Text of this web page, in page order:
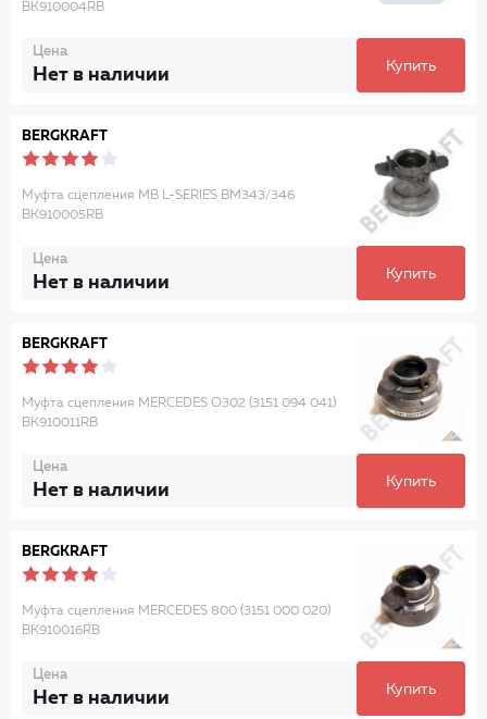
BK910004RB
Цена
Нет в наличии Купить
BERGKRAFT
Муфта сцепления MB L-SERIES BM343/346
BK910005RB
Цена
Нет в наличии Купить
BERGKRAFT
Муфта сцепления MERCEDES O302 (3151 094 041)
BK910011RB
Цена
Нет в наличии Купить
BERGKRAFT
Муфта сцепления MERCEDES 800 (3151 000 020)
BK910016RB
Цена
Нет в наличии Купить